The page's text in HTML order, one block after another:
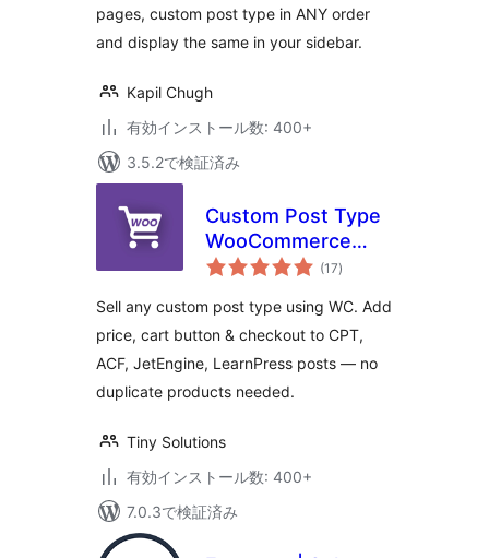
pages, custom post type in ANY order
and display the same in your sidebar.
Kapil Chugh
有効インストール数: 400+
3.5.2で検証済み
Custom Post Type
WooCommerce
Integration
(17個
の
価
)
Sell any custom post type using WC. Add
price, cart button & checkout to CPT,
ACF, JetEngine, LearnPress posts — no
duplicate products needed.
Tiny Solutions
有効インストール数: 400+
7.0.3で検証済み